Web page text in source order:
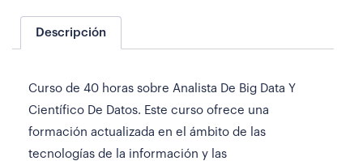
Descripción
Curso de 40 horas sobre Analista De Big Data Y
Científico De Datos. Este curso ofrece una
formación actualizada en el ámbito de las
tecnologías de la información y las